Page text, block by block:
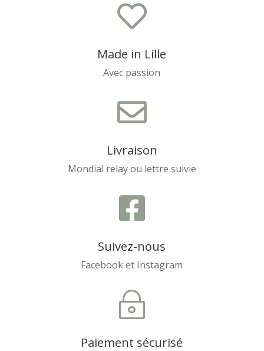

Made in Lille
Avec passion

Livraison
Mondial relay ou lettre suivie

Suivez-nous
Facebook et Instagram
~
Paiement sécurisé